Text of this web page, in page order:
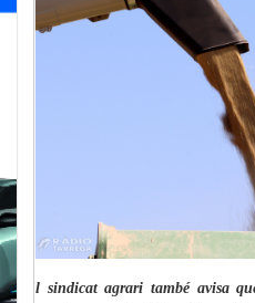
El sindicat agrari també avisa